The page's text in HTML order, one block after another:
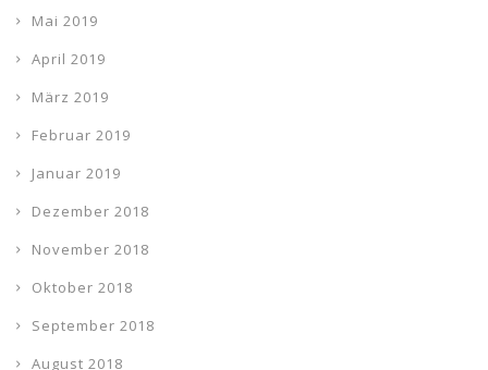
Mai 2019
April 2019
März 2019
Februar 2019
Januar 2019
Dezember 2018
November 2018
Oktober 2018
September 2018
August 2018